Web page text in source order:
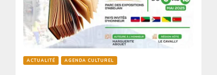
ACTUALITÉ AGENDA CULTUREL